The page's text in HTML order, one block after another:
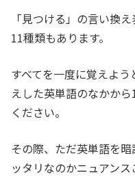
「見つける」の言い換
11種類もあります。
すべてを一度に覚えよ
えした英単語のなかか
ください。
その際、ただ英単語を
ッタリなのかニュアンス